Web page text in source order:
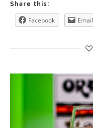
Share this:
Facebook Email